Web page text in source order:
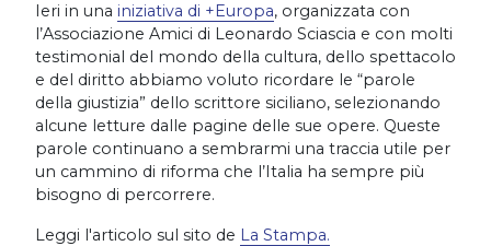
Ieri in una iniziativa di +Europa, organizzata con
l’Associazione Amici di Leonardo Sciascia e con molti
testimonial del mondo della cultura, dello spettacolo
e del diritto abbiamo voluto ricordare le “parole
della giustizia” dello scrittore siciliano, selezionando
alcune letture dalle pagine delle sue opere. Queste
parole continuano a sembrarmi una traccia utile per
un cammino di riforma che l’Italia ha sempre più
bisogno di percorrere.
Leggi l'articolo sul sito de La Stampa.